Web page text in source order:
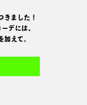
きました！
デには、
加えて。